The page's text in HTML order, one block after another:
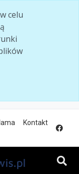
celu
Kontakt